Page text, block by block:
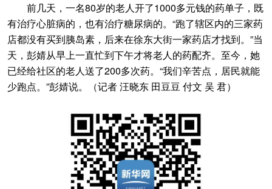
前几天，一名80岁的老人开了1000多元钱的药单子，既
有治疗心脏病的，也有治疗糖尿病的。“跑了辖区内的三家药
店都没有买到胰岛素，后来在徐东大街一家药店才找到。”当
天，彭婧从早上一直忙到下午才将老人的药配齐。至今，她
已经给社区的老人送了200多次药。“我们辛苦点，居民就能
少跑点。”彭婧说。（记者 汪晓东 田豆豆 付文 吴 君）